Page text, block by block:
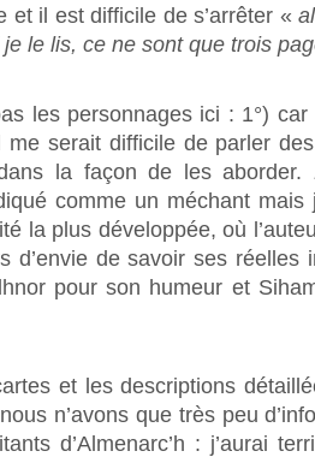
et il est difficile de s’arrêter «
le lis, ce ne sont que trois
les personnages ici : 1°)
me serait difficile de parler
la façon de les aborder.
comme un méchant mais
la plus développée, où
d’envie de savoir ses réelles
pour son humeur et
et les descriptions
n’avons que très peu
d’Almenarc’h : j’aurai